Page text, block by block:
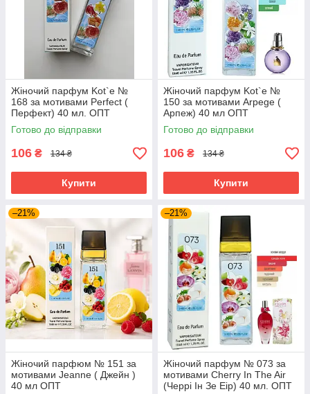
Жіночий парфум Kot`e №
168 за мотивами Perfect (
Перфект) 40 мл. ОПТ
Готово до відправки
106 ₴ 134 ₴
Купити
Жіночий парфум Kot`e №
150 за мотивами Arpege (
Арпеж) 40 мл ОПТ
Готово до відправки
106 ₴ 134 ₴
Купити
–21%
Жіночий парфюм № 151 за
мотивами Jeanne ( Джейн )
40 мл ОПТ
–21%
Жіночий парфум № 073 за
мотивами Cherry In The Air
(Черрі Ін Зе Еір) 40 мл. ОПТ